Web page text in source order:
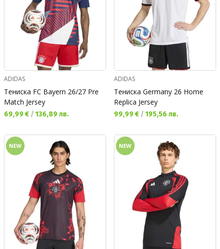
ADIDAS
Тениска FC Bayern 26/27 Pre
Match Jersey
Текуща цена:
69,99 € / 136,89 лв.
ADIDAS
Тениска Germany 26 Home
Replica Jersey
Текуща цена:
99,99 € / 195,56 лв.
NEW NEW